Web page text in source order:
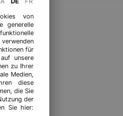
von
generelle
für
unsere
zu Ihrer
Medien,
diese
die Sie
der
Sie hier: